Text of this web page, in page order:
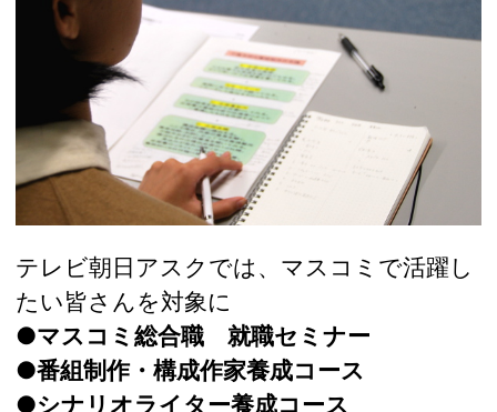
テレビ朝日アスクでは、マスコミで活躍し
たい皆さんを対象に
●マスコミ総合職 就職セミナー
●番組制作・構成作家養成コース
●シナリオライター養成コース